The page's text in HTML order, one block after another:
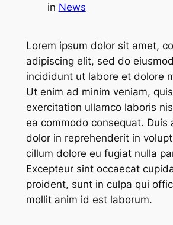
in News
Lorem ipsum dolor sit amet,
adipiscing elit, sed do
incididunt ut labore et dolore
Ut enim ad minim veniam,
exercitation ullamco laboris
ea commodo consequat. Duis
dolor in reprehenderit in
cillum dolore eu fugiat nulla
Excepteur sint occaecat
proident, sunt in culpa qui
mollit anim id est laborum.